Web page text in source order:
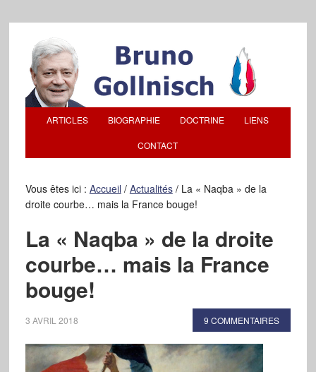
ARTICLES BIOGRAPHIE DOCTRINE LIENS
CONTACT
Vous êtes ici : Accueil / Actualités /La « Naqba » de la
droite courbe… mais la France bouge!
La « Naqba » de la droite
courbe… mais la France
bouge!
3 AVRIL 2018 9 COMMENTAIRES